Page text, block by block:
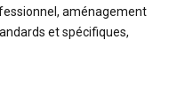
aménagement
et spécifiques,